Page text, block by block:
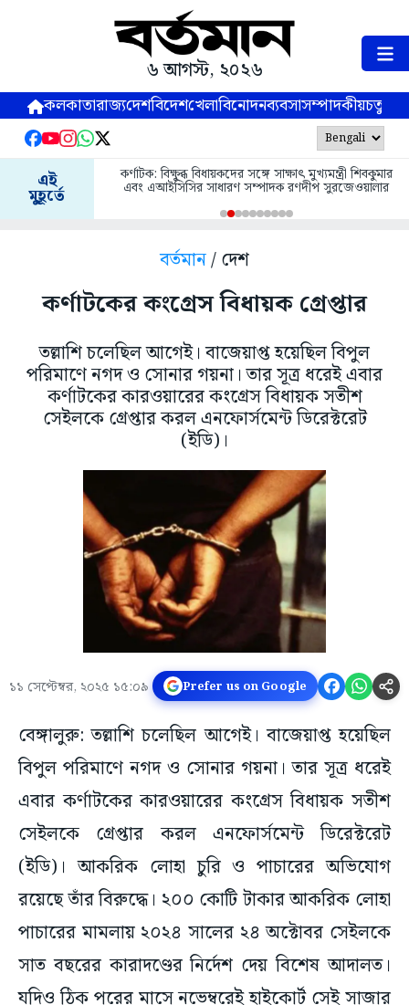
৬ আগস্ট, ২০২৬
কলকাতারাজ্যদেশবিদেশখেলাবিনোদনব্যবসাসম্পাদকীয়
এই
মুহূর্তে
কর্ণাটক: বিক্ষুব্ধ বিধায়কদের সঙ্গে সাক্ষাৎ মুখ্যমন্ত্রী শিবকুমার
এবং এআইসিসির সাধারণ সম্পাদক রণদীপ সুরজেওয়ালার
বর্তমান/ দেশ
কর্ণাটকের কংগ্রেস বিধায়ক গ্রেপ্তার
তল্লাশি চলেছিল আগেই। বাজেয়াপ্ত হয়েছিল বিপুল
পরিমাণে নগদ ও সোনার গয়না। তার সূত্র ধরেই এবার
কর্ণাটকের কারওয়ারের কংগ্রেস বিধায়ক সতীশ
সেইলকে গ্রেপ্তার করল এনফোর্সমেন্ট ডিরেক্টরেট
(ইডি)।
১১ সেপ্টেম্বর, ২০২৫ ১৫:০৯ Prefer us on Google
বেঙ্গালুরু: তল্লাশি চলেছিল আগেই। বাজেয়াপ্ত হয়েছিল
বিপুল পরিমাণে নগদ ও সোনার গয়না। তার সূত্র ধরেই
এবার কর্ণাটকের কারওয়ারের কংগ্রেস বিধায়ক সতীশ
সেইলকে গ্রেপ্তার করল এনফোর্সমেন্ট ডিরেক্টরেট
(ইডি)। আকরিক লোহা চুরি ও পাচারের অভিযোগ
রয়েছে তাঁর বিরুদ্ধে। ২০০ কোটি টাকার আকরিক লোহা
পাচারের মামলায় ২০২৪ সালের ২৪ অক্টোবর সেইলকে
সাত বছরের কারাদণ্ডের নির্দেশ দেয় বিশেষ আদালত।
যদিও ঠিক পরের মাসে নভেম্বরেই হাইকোর্ট সেই সাজার